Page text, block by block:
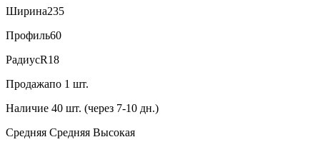
Ширина235
Профиль60
РадиусR18
Продажапо 1 шт.
Наличие 40 шт. (через 7-10 дн.)
Средняя Средняя Высокая